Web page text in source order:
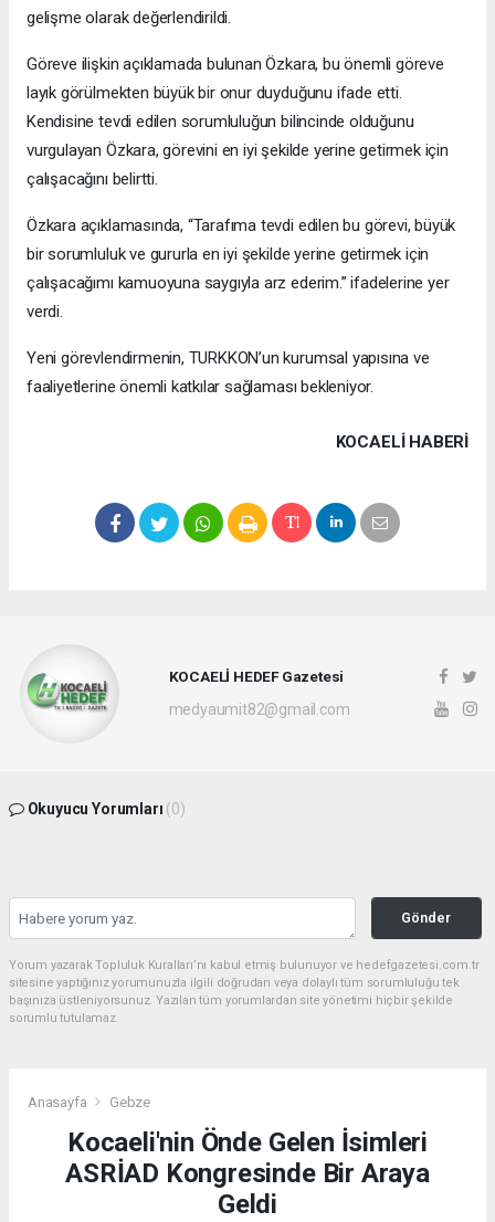
gelişme olarak değerlendirildi.
Göreve ilişkin açıklamada bulunan Özkara, bu önemli göreve
layık görülmekten büyük bir onur duyduğunu ifade etti.
Kendisine tevdi edilen sorumluluğun bilincinde olduğunu
vurgulayan Özkara, görevini en iyi şekilde yerine getirmek için
çalışacağını belirtti.
Özkara açıklamasında, “Tarafıma tevdi edilen bu görevi, büyük
bir sorumluluk ve gururla en iyi şekilde yerine getirmek için
çalışacağımı kamuoyuna saygıyla arz ederim.” ifadelerine yer
verdi.
Yeni görevlendirmenin, TURKKON’un kurumsal yapısına ve
faaliyetlerine önemli katkılar sağlaması bekleniyor.
KOCAELI HABERİ
KOCAELİ HEDEF Gazetesi
medyaumit82@gmail.com
Okuyucu Yorumları (0)
Gönder
Yorum yazarak Topluluk Kuralları’nı kabul etmiş bulunuyor ve hedefgazetesi.com.tr
sitesine yaptığınız yorumunuzla ilgili doğrudan veya dolaylı tüm sorumluluğu tek
başınıza üstleniyorsunuz. Yazılan tüm yorumlardan site yönetimi hiçbir şekilde
sorumlu tutulamaz.
Anasayfa Gebze
Kocaeli'nin Önde Gelen İsimleri
ASRİAD Kongresinde Bir Araya
Geldi